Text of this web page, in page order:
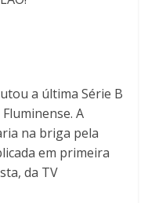
a última Série B
A
na briga pela
em primeira
da TV